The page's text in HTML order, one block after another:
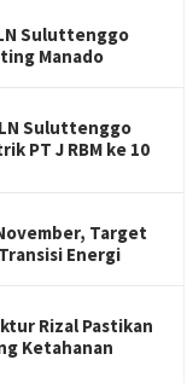
Suluttenggo
Manado
Suluttenggo
PT J RBM ke 10
Target
Energi
Rizal Pastikan
Ketahanan